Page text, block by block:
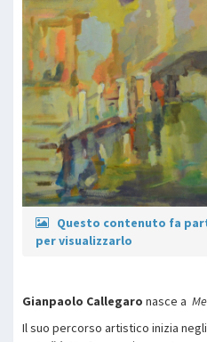
Questo contenuto fa
per visualizzarlo
Gianpaolo Callegaro nasce a
Il suo percorso artistico inizia negli